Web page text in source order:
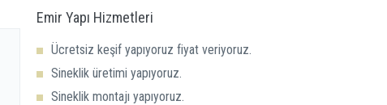
Emir Yapı Hizmetleri
Ücretsiz keşif yapıyoruz fiyat veriyoruz.
Sineklik üretimi yapıyoruz.
Sineklik montajı yapıyoruz.